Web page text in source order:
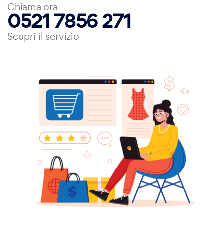
Chiama ora
0521 7856 271
Scopri il servizio